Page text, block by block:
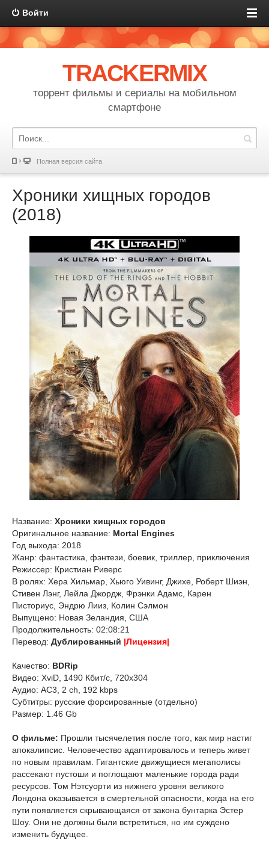
Войти
TRACKERMIX
торрент фильмы и сериалы на мобильном
смартфоне
Полная версия сайта
Хроники хищных городов
(2018)
Название: Хроники хищных городов
Оригинальное название: Mortal Engines
Год выхода: 2018
Жанр: фантастика, фэнтези, боевик, триллер, приключения
Режиссер: Кристиан Риверс
В ролях: Хера Хильмар, Хьюго Уивинг, Джихе, Роберт Шиэн,
Стивен Лэнг, Лейла Джордж, Фрэнки Адамс, Карен
Писториус, Эндрю Лииз, Колин Сэлмон
Выпущено: Новая Зеландия, США
Продолжительность: 02:08:21
Перевод: Дублированный |Лицензия|
Качество: BDRip
Видео: XviD, 1490 Кбит/с, 720x304
Аудио: AC3, 2 ch, 192 kbps
Субтитры: русские форсированные (отдельно)
Размер: 1.46 Gb
О фильме: Прошли тысячелетия после того, как мир настиг
апокалипсис. Человечество адаптировалось и теперь живет
по новым правилам. Гигантские движущиеся мегаполисы
рассекают пустоши и поглощают маленькие города ради
ресурсов. Том Нэтсуорти из нижнего уровня великого
Лондона оказывается в смертельной опасности, когда на его
пути появляется скрывающаяся от закона бунтарка Эстер
Шоу. Они не должны были встретиться, но им суждено
изменить будущее.